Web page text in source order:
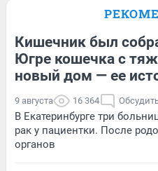
Кишечник был
Югре кошечка с
новый дом — ее
9 августа 16 364
В Екатеринбурге три
рак у пациентки. После
органов